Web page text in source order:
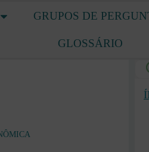
GRUPOS DE
GLOSSÁRIO